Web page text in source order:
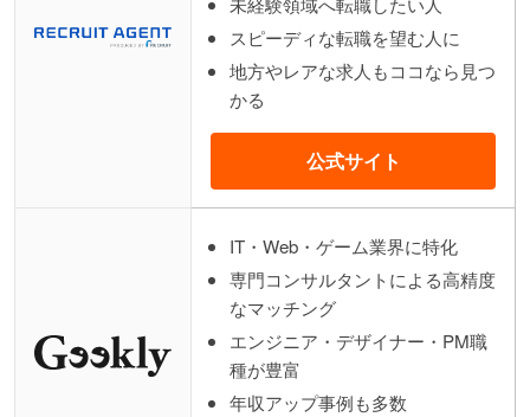
スピーディな転職を望む人に
地方やレアな求人もココなら見つ
かる
公式サイト
IT・Web・ゲーム業界に特化
専門コンサルタントによる高精度
なマッチング
エンジニア・デザイナー・PM職
種が豊富
年収アップ事例も多数